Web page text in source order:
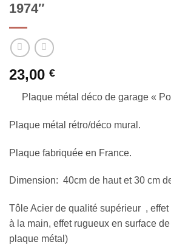
1974″
23,00 €
Plaque métal déco de garage «
Plaque métal rétro/déco mural.
Plaque fabriquée en France.
Dimension: 40cm de haut et 30 cm
Tôle Acier de qualité supérieur ,
à la main, effet rugueux en surface
plaque métal)